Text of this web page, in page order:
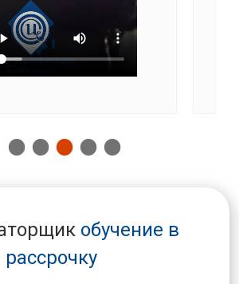
обучение в
рассрочку